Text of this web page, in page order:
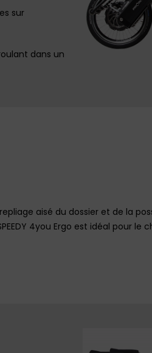
sur
dans un
aisé du dossier et de la
4you Ergo est idéal pour le